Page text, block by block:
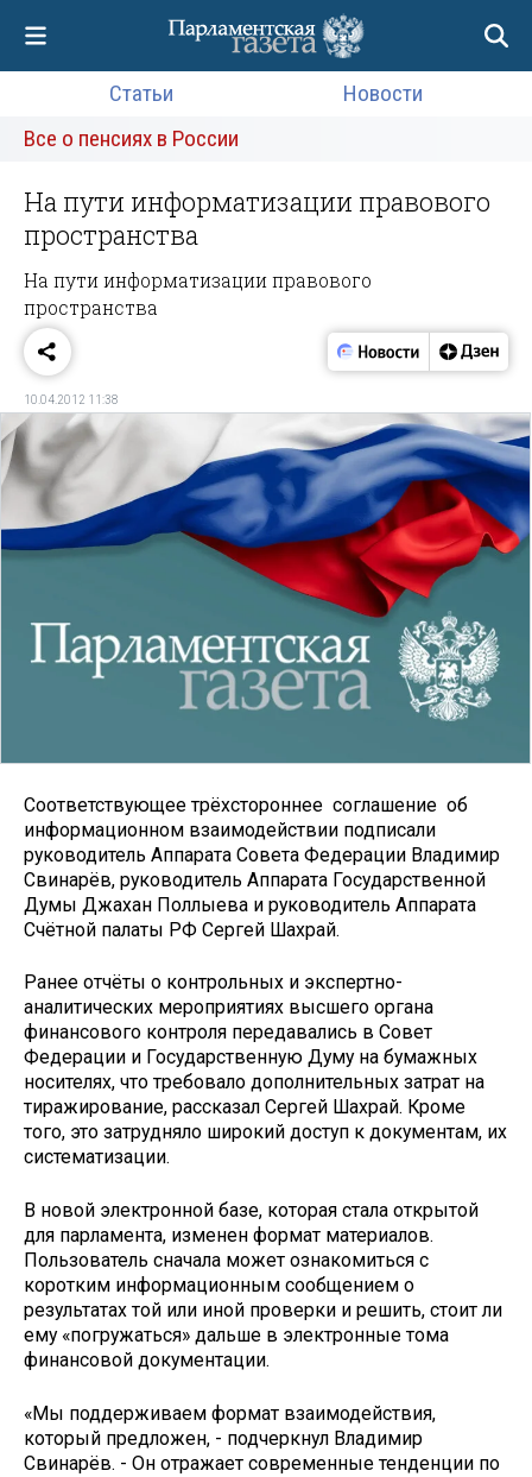
Статьи
Новости
Все о пенсиях в России
На пути информатизации правового
пространства
На пути информатизации правового
пространства
10.04.2012 11:38
Соответствующее трёхстороннее соглашение об
информационном взаимодействии подписали
руководитель Аппарата Совета Федерации Владимир
Свинарёв, руководитель Аппарата Государственной
Думы Джахан Поллыева и руководитель Аппарата
Счётной палаты РФ Сергей Шахрай.
Ранее отчёты о контрольных и экспертно-
аналитических мероприятиях высшего органа
финансового контроля передавались в Совет
Федерации и Государственную Думу на бумажных
носителях, что требовало дополнительных затрат на
тиражирование, рассказал Сергей Шахрай. Кроме
того, это затрудняло широкий доступ к документам, их
систематизации.
В новой электронной базе, которая стала открытой
для парламента, изменен формат материалов.
Пользователь сначала может ознакомиться с
коротким информационным сообщением о
результатах той или иной проверки и решить, стоит ли
ему «погружаться» дальше в электронные тома
финансовой документации.
«Мы поддерживаем формат взаимодействия,
который предложен, - подчеркнул Владимир
Свинарёв. - Он отражает современные тенденции по